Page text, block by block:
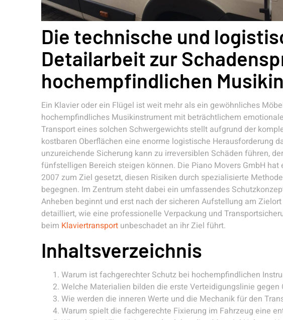
Die technische und
Detailarbeit zur
hochempfindlichen
Ein Klavier oder ein Flügel ist weit mehr als ein gewöhnliches
hochempfindliches Musikinstrument mit beträchtlichem
Transport eines solchen Schwergewichts stellt aufgrund der
kostbaren Oberflächen eine enorme logistische Herausforderung
unzureichende Sicherung kann zu irreversiblen Schäden führen,
fünfstelligen Bereich steigen können. Die Piano Movers GmbH
2007 zum Ziel gesetzt, diesen Risiken durch spezialisierte
begegnen. Im Zentrum steht dabei ein umfassendes
Anheben beginnt und erst nach der sicheren Aufstellung am
detailliert, wie eine professionelle Verpackung und
beim Klaviertransport unbeschadet an ihr Ziel führt.
Inhaltsverzeichnis
Warum ist fachgerechter Schutz bei hochempfindlichen
Welche Materialien bilden die erste Verteidigungslinie gegen
Wie werden die inneren Werte und die Mechanik für den
Warum spielt die fachgerechte Fixierung im Fahrzeug eine